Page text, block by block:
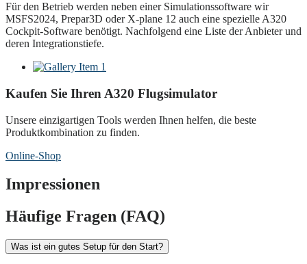
Für den Betrieb werden neben einer Simulationssoftware wir
MSFS2024, Prepar3D oder X-plane 12 auch eine spezielle A320
Cockpit-Software benötigt. Nachfolgend eine Liste der Anbieter und
deren Integrationstiefe.
Kaufen Sie Ihren A320 Flugsimulator
Unsere einzigartigen Tools werden Ihnen helfen, die beste
Produktkombination zu finden.
Online-Shop
Impressionen
Häufige Fragen (FAQ)
Was ist ein gutes Setup für den Start?